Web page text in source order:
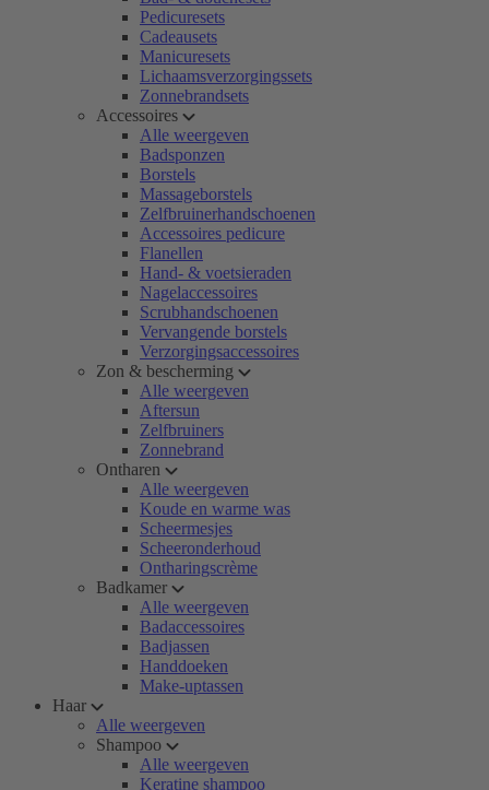
Pedicuresets
Cadeausets
Manicuresets
Lichaamsverzorgingssets
Zonnebrandsets
Accessoires
Alle weergeven
Badsponzen
Borstels
Massageborstels
Zelfbruinerhandschoenen
Accessoires pedicure
Flanellen
Hand- & voetsieraden
Nagelaccessoires
Scrubhandschoenen
Vervangende borstels
Verzorgingsaccessoires
Zon & bescherming
Alle weergeven
Aftersun
Zelfbruiners
Zonnebrand
Ontharen
Alle weergeven
Koude en warme was
Scheermesjes
Scheeronderhoud
Ontharingscrème
Badkamer
Alle weergeven
Badaccessoires
Badjassen
Handdoeken
Make-uptassen
Haar
Alle weergeven
Shampoo
Alle weergeven
Keratine shampoo